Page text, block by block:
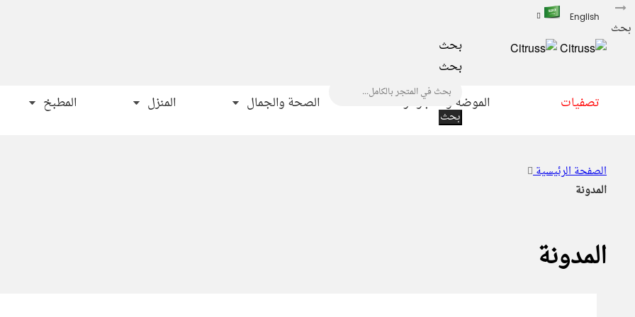
English
المطبخ المنزل الصحة والجمال الموضة و المجوهرات تصفيات
بحث
بحث
بحث
الصفحة الرئيسية
المدونة
المدونة
بحث